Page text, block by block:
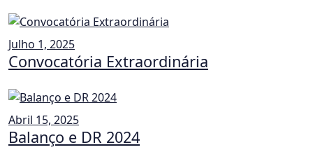
Julho 1, 2025
Convocatória Extraordinária
Abril 15, 2025
Balanço e DR 2024